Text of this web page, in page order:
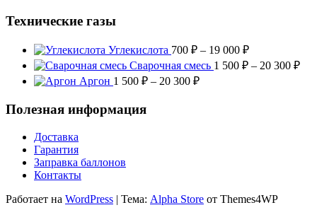
Технические газы
Углекислота 700 ₽ – 19 000 ₽Диапазон
цен:
Сварочная смесь 1 500 ₽ – 20 300 ₽
Аргон 1 500 ₽ – 20 300 ₽Диапазон
Полезная информация
Доставка
Гарантия
Заправка баллонов
Контакты
Работает на WordPress | Тема: Alpha Store от Themes4WP